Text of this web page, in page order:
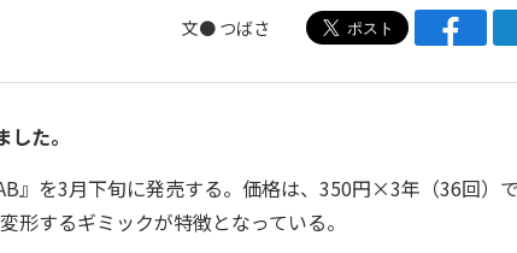
文● つばさ
た。
』を3月下旬に発売する。価格は、350円×3年（36回）
するギミックが特徴となっている。